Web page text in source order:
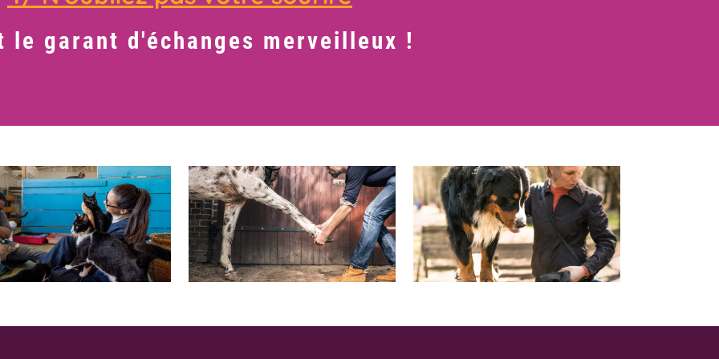
le garant d'échanges merveilleux !